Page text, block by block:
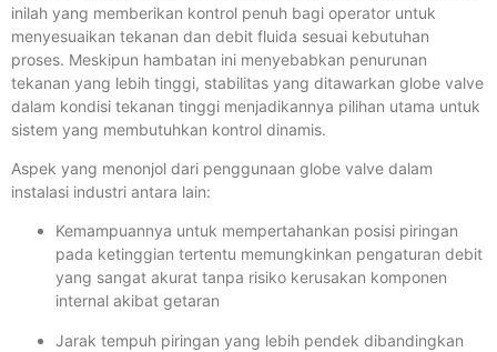
inilah yang memberikan kontrol penuh bagi operator untuk
menyesuaikan tekanan dan debit fluida sesuai kebutuhan
proses. Meskipun hambatan ini menyebabkan penurunan
tekanan yang lebih tinggi, stabilitas yang ditawarkan globe valve
dalam kondisi tekanan tinggi menjadikannya pilihan utama untuk
sistem yang membutuhkan kontrol dinamis.
Aspek yang menonjol dari penggunaan globe valve dalam
instalasi industri antara lain:
Kemampuannya untuk mempertahankan posisi piringan
pada ketinggian tertentu memungkinkan pengaturan debit
yang sangat akurat tanpa risiko kerusakan komponen
internal akibat getaran
Jarak tempuh piringan yang lebih pendek dibandingkan